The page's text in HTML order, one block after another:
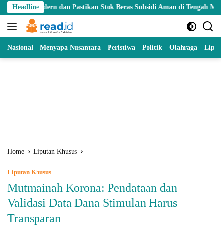
Skip
to
content
Headline
Pastikan Stok Beras Subsidi Aman di Tengah Musim Kemarau
Nasional Menyapa Nusantara Peristiwa Politik Olahraga
Home Liputan Khusus
Liputan Khusus
Mutmainah Korona: Pendataan dan
Validasi Data Dana Stimulan Harus
Transparan